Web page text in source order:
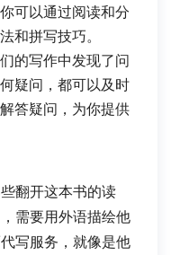
可以通过阅读和分
和拼写技巧。
的写作中发现了问
疑问，都可以及时
答疑问，为你提供
翻开这本书的读
需要用外语描绘他
写服务，就像是他